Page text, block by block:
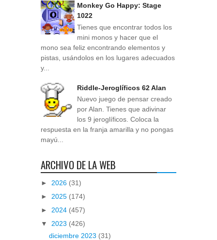
Monkey Go Happy: Stage
1022
Tienes que encontrar todos los
mini monos y hacer que el
mono sea feliz encontrando elementos y
pistas, usándolos en los lugares adecuados
y...
Riddle-Jeroglíficos 62 Alan
Nuevo juego de pensar creado
por Alan. Tienes que adivinar
los 9 jeroglíficos. Coloca la
respuesta en la franja amarilla y no pongas
mayú...
ARCHIVO DE LA WEB
► 2026 (31)
► 2025 (174)
► 2024 (457)
▼ 2023 (426)
diciembre 2023 (31)